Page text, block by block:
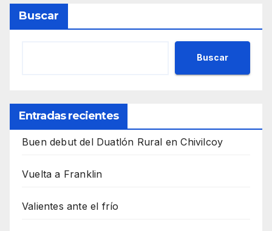
Buscar
Buscar
Entradas recientes
Buen debut del Duatlón Rural en Chivilcoy
Vuelta a Franklin
Valientes ante el frío